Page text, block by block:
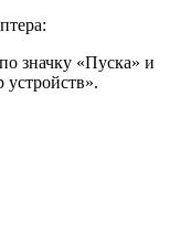
значку «Пуска» и
устройств».